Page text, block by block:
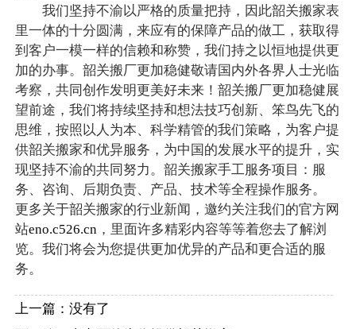
我们坚持不渝以严格的质量把持，因此韶关搬家表
里一体的十分圆满，来应有的保障产品的做工，获取得
到客户一模一样的信赖和称赞，我们持之以恒地提供更
加的办事。韶关搬厂更加稳健敬请国内外各界人士光临
考察，共同创作发明更美好未来！韶关搬厂更加稳健展
望前途，我们将持续坚持和想法技巧创新、笨鸟先飞的
思维，按照以人为本、科学精管的我们策略，为客户提
供韶关搬家和优异服务，为中国的发展水平的提升，实
现坚持不渝的共同努力。韶关搬家手工服务项目：服
务、咨询、后期负责、产品、技术等全程操作服务。
更多关于韶关搬家的行业新闻，邀约关注我们的官方网
站eno.c526.cn，里面许多精彩内容等等着您去了解浏
览。我们将会为您提供更加优异的产品和更合适的服
务。
上一篇：没有了